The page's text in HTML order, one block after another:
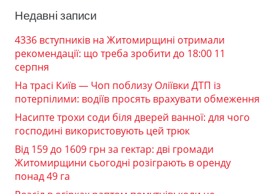
Недавні записи
4336 вступників на Житомирщині отримали
рекомендації: що треба зробити до 18:00 11
серпня
На трасі Київ — Чоп поблизу Оліївки ДТП із
потерпілими: водіїв просять врахувати обмеження
Насипте трохи соди біля дверей ванної: для чого
господині використовують цей трюк
Від 159 до 1609 грн за гектар: дві громади
Житомирщини сьогодні розіграють в оренду
понад 49 га